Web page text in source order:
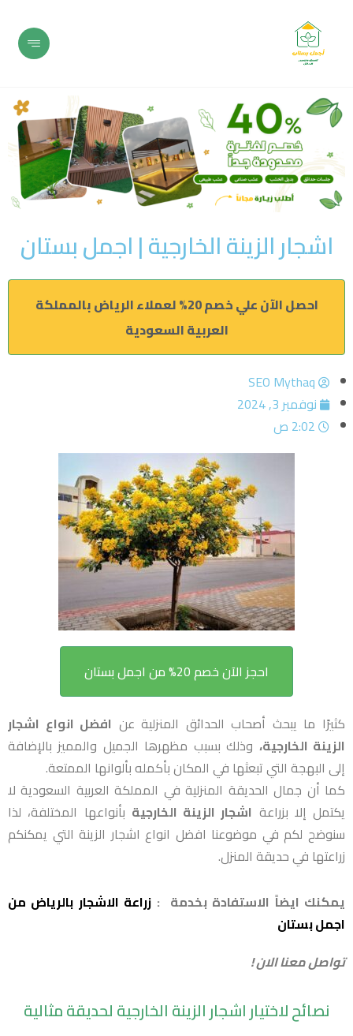
اشجار الزينة الخارجية | اجمل بستان
احصل الآن علي خصم 20% لعملاء الرياض بالمملكة
العربية السعودية
SEO Mythaq
نوفمبر 3, 2024
2:02 ص
احجز الآن خصم 20% من اجمل بستان
كثيرًا ما يبحث أصحاب الحدائق المنزلية عن افضل انواع اشجار
الزينة الخارجية، وذلك بسبب مظهرها الجميل والمميز بالإضافة
إلى البهجة التي تبعثها في المكان بأكمله بألوانها الممتعة.
كما أن جمال الحديقة المنزلية في المملكة العربية السعودية لا
يكتمل إلا بزراعة اشجار الزينة الخارجية بأنواعها المختلفة، لذا
سنوضح لكم في موضوعنا افضل انواع اشجار الزينة التي يمكنكم
زراعتها في حديقة المنزل.
يمكنك ايضاً الاستفادة بخدمة : زراعة الاشجار بالرياض من
اجمل بستان
تواصل معنا الان !
نصائح لاختيار اشجار الزينة الخارجية لحديقة مثالية